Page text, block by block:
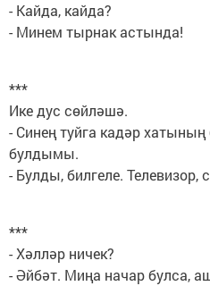
- Кайда, кайда?
- Минем тырнак астында!
***
Ике дус сөйләшә.
- Синең туйга кадәр хатының
булдымы.
- Булды, билгеле. Телевизор,
***
- Хәлләр ничек?
- Әйбәт. Миңа начар булса,